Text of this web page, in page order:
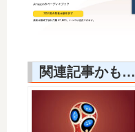
関連記事かも…